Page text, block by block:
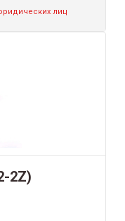
лиц
2Z)